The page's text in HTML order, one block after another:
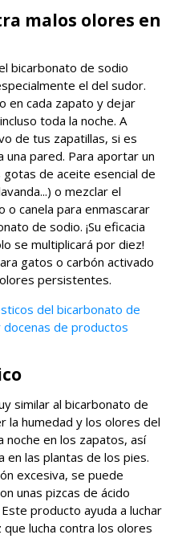
malos olores en
bicarbonato de sodio
el del sudor.
en cada zapato y dejar
toda la noche. A
de tus zapatillas, si es
pared. Para aportar un
de aceite esencial de
o mezclar el
o canela para enmascarar
de sodio. ¡Su eficacia
se multiplicará por diez!
gatos o carbón activado
persistentes.
del bicarbonato de
de productos
similar al bicarbonato de
la humedad y los olores del
noche en los zapatos, así
en las plantas de los pies.
excesiva, se puede
unas pizcas de ácido
producto ayuda a luchar
lucha contra los olores